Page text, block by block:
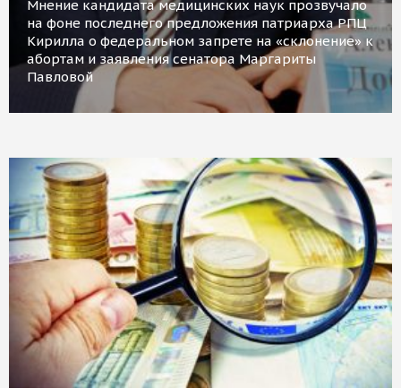
Мнение кандидата медицинских наук прозвучало
на фоне последнего предложения патриарха РПЦ
Кирилла о федеральном запрете на «склонение» к
абортам и заявления сенатора Маргариты
Павловой